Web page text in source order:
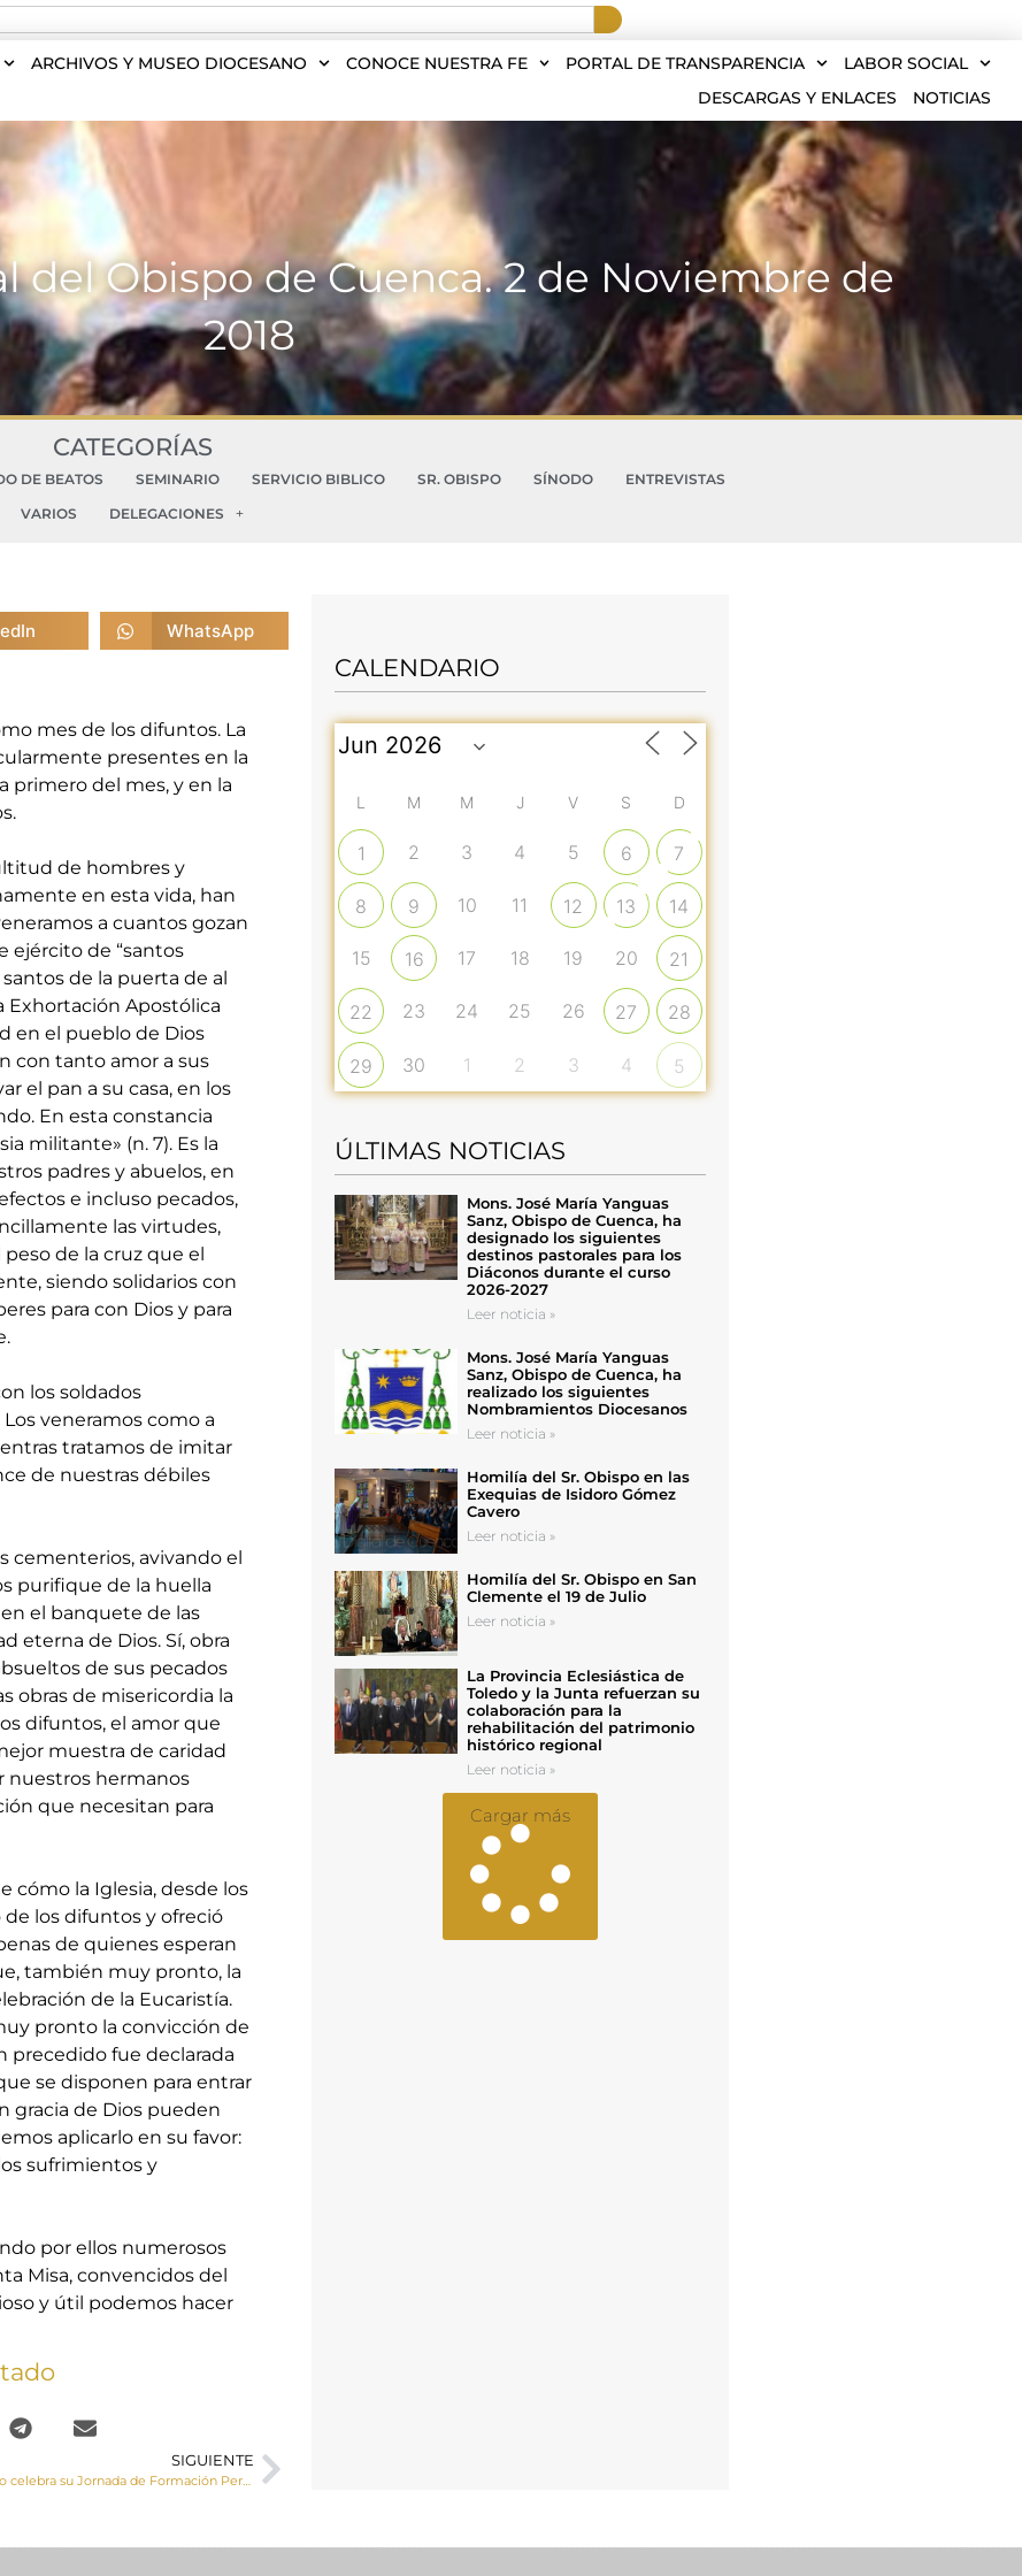
ARCHIVOS Y MUSEO DIOCESANO CONOCE NUESTRA FE PORTAL DE TRANSPARENCIA
LABOR SOCIAL
DESCARGAS Y ENLACES
NOTICIAS
del Obispo de Cuenca. 2 de Noviembre de
2018
CATEGORÍAS
DE BEATOS SEMINARIO SERVICIO BIBLICO SR. OBISPO SÍNODO
ENTREVISTAS
VARIOS
DELEGACIONES
WhatsApp
mes de los difuntos. La
presentes en la
primero del mes, y en la
de hombres y
en esta vida, han
a cuantos gozan
ejército de “santos
de la puerta de al
Exhortación Apostólica
en el pueblo de Dios
con tanto amor a sus
el pan a su casa, en los
En esta constancia
militante» (n. 7). Es la
padres y abuelos, en
e incluso pecados,
las virtudes,
de la cruz que el
siendo solidarios con
para con Dios y para
los soldados
veneramos como a
tratamos de imitar
de nuestras débiles
cementerios, avivando el
purifique de la huella
el banquete de las
eterna de Dios. Sí, obra
de sus pecados
obras de misericordia la
difuntos, el amor que
muestra de caridad
nuestros hermanos
que necesitan para
cómo la Iglesia, desde los
los difuntos y ofreció
de quienes esperan
también muy pronto, la
de la Eucaristía.
pronto la convicción de
precedido fue declarada
se disponen para entrar
gracia de Dios pueden
aplicarlo en su favor:
sufrimientos y
por ellos numerosos
Misa, convencidos del
y útil podemos hacer
SIGUIENTE
CALENDARIO
L M M J V S D
1 2 3 4 5 6 7
8 9 10 11 12 13 14
15 16 17 18 19 20 21
22 23 24 25 26 27 28
29 30 1 2 3 4 5
ÚLTIMAS NOTICIAS
Mons. José María Yanguas
Sanz, Obispo de Cuenca, ha
designado los siguientes
destinos pastorales para los
Diáconos durante el curso
2026-2027
Leer noticia »
Mons. José María Yanguas
Sanz, Obispo de Cuenca, ha
realizado los siguientes
Nombramientos Diocesanos
Leer noticia »
Homilía del Sr. Obispo en las
Exequias de Isidoro Gómez
Cavero
Leer noticia »
Homilía del Sr. Obispo en San
Clemente el 19 de Julio
Leer noticia »
La Provincia Eclesiástica de
Toledo y la Junta refuerzan su
colaboración para la
rehabilitación del patrimonio
histórico regional
Leer noticia »
Cargar más